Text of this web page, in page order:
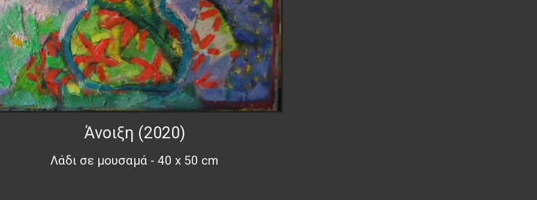
Άνοιξη (2020)
Λάδι σε μουσαμά - 40 x 50 cm